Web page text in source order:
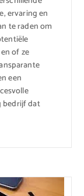
ervaring en
te raden om
of ze
een
bedrijf dat